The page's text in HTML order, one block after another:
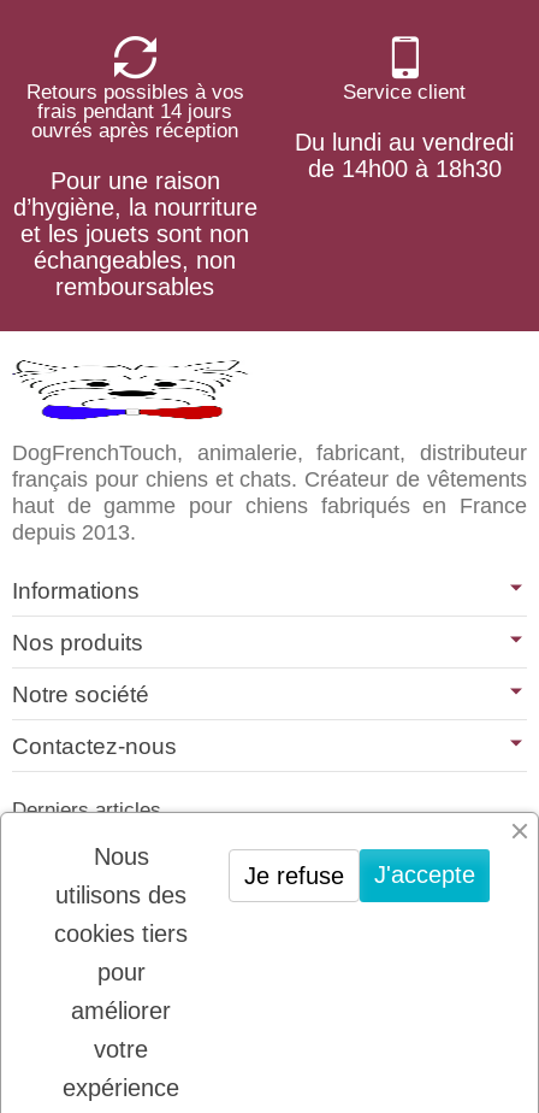
Retours possibles à vos
frais pendant 14 jours
ouvrés après réception
Pour une raison
d’hygiène, la nourriture
et les jouets sont non
échangeables, non
remboursables
Service client
Du lundi au vendredi
de 14h00 à 18h30
DogFrenchTouch, animalerie, fabricant, distributeur
français pour chiens et chats. Créateur de vêtements
haut de gamme pour chiens fabriqués en France
depuis 2013.
Informations
Nos produits
Notre société
Contactez-nous
Derniers articles
01/07/2026
PLATINUM : LE MEILLEUR DE LA
VIANDE POUR CHIENS ET CHATS
22/08/2025
LADYBEL : DES SOINS FRANCAIS DE
GRANDE QUALITE
Inscription à la newsletter
Nous
utilisons des
cookies tiers
pour
améliorer
votre
expérience
J'accepte
Je refuse